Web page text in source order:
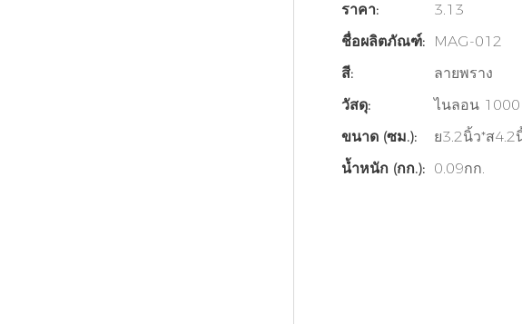
ราคา:
3.13
ชื่อผลิตภัณฑ์:
MAG-012
สี:
ลายพราง
วัสดุ:
ไนลอน
ขนาด (ซม.):
ย3.2นิ้ว*ส4.2
น้ำหนัก (กก.): 0.09กก.